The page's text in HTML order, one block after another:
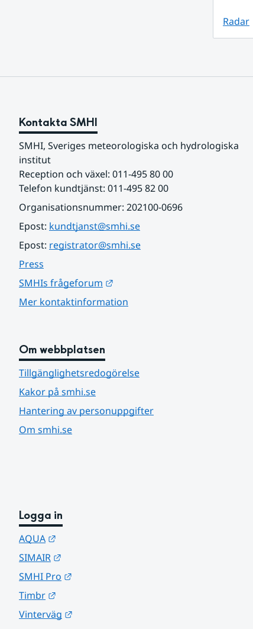
Radar
Kontakta SMHI
SMHI, Sveriges meteorologiska och hydrologiska
institut
Reception och växel: 011-495 80 00
Telefon kundtjänst: 011-495 82 00
Organisationsnummer: 202100-0696
Epost: kundtjanst@smhi.se
Epost: registrator@smhi.se
Press
SMHIs frågeforum
Mer kontaktinformation
Om webbplatsen
Tillgänglighetsredogörelse
Kakor på smhi.se
Hantering av personuppgifter
Om smhi.se
Logga in
AQUA
SIMAIR
SMHI Pro
Timbr
Vinterväg